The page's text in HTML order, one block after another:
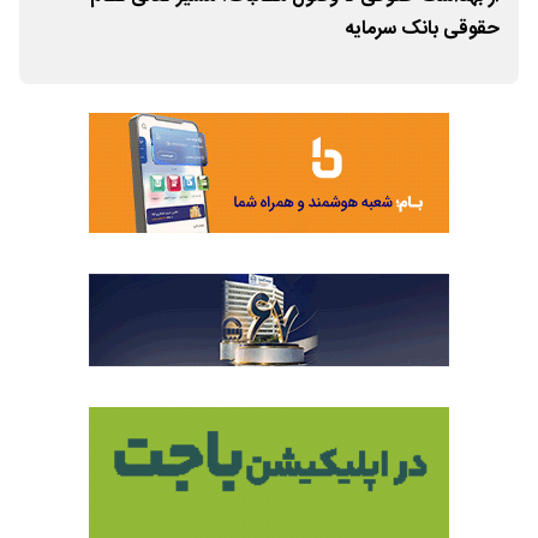
حقوقی بانک سرمایه